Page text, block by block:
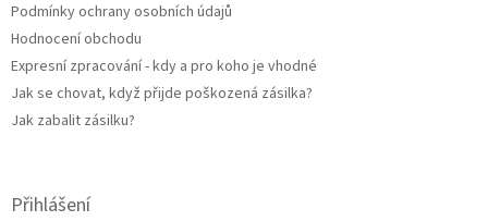
Podmínky ochrany osobních údajů
Hodnocení obchodu
Expresní zpracování - kdy a pro koho je vhodné
Jak se chovat, když přijde poškozená zásilka?
Jak zabalit zásilku?
Přihlášení